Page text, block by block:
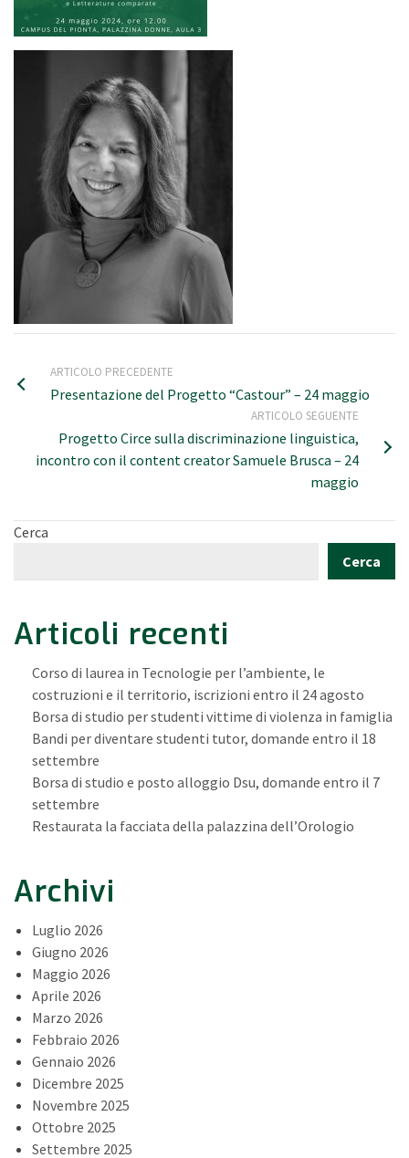
ARTICOLO PRECEDENTE
Presentazione del Progetto “Castour” – 24 maggio
ARTICOLO SEGUENTE
Progetto Circe sulla discriminazione linguistica,
incontro con il content creator Samuele Brusca – 24
maggio
Cerca
Cerca
Articoli recenti
Corso di laurea in Tecnologie per l’ambiente, le
costruzioni e il territorio, iscrizioni entro il 24 agosto
Borsa di studio per studenti vittime di violenza in famiglia
Bandi per diventare studenti tutor, domande entro il 18
settembre
Borsa di studio e posto alloggio Dsu, domande entro il 7
settembre
Restaurata la facciata della palazzina dell’Orologio
Archivi
Luglio 2026
Giugno 2026
Maggio 2026
Aprile 2026
Marzo 2026
Febbraio 2026
Gennaio 2026
Dicembre 2025
Novembre 2025
Ottobre 2025
Settembre 2025